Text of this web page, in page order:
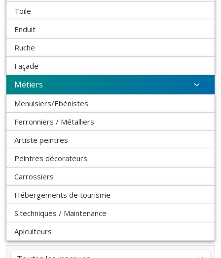
Toile
Enduit
Ruche
Façade
Métiers
Menuisiers/Ebénistes
Ferronniers / Métalliers
Artiste peintres
Peintres décorateurs
Carrossiers
Hébergements de tourisme
S.techniques / Maintenance
Apiculteurs